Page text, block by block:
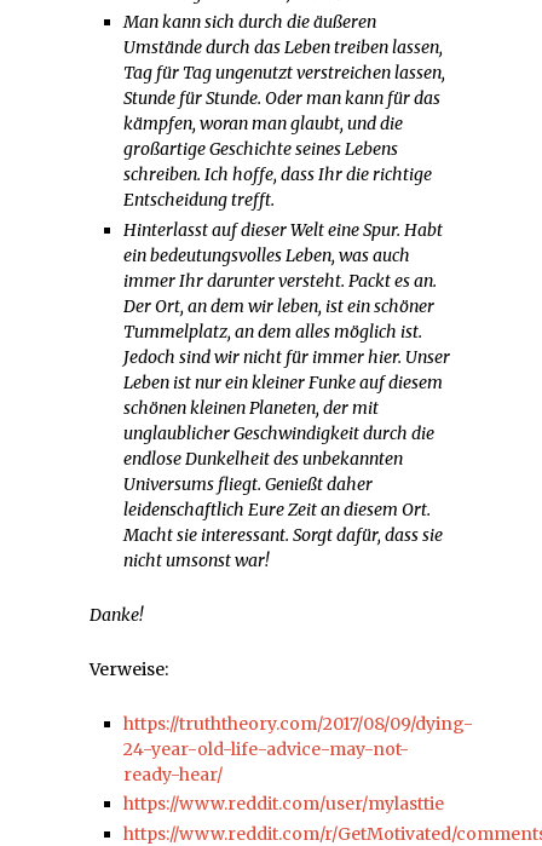
Man kann sich durch die äußeren
Umstände durch das Leben treiben lassen,
Tag für Tag ungenutzt verstreichen lassen,
Stunde für Stunde. Oder man kann für das
kämpfen, woran man glaubt, und die
großartige Geschichte seines Lebens
schreiben. Ich hoffe, dass Ihr die richtige
Entscheidung trefft.
Hinterlasst auf dieser Welt eine Spur. Habt
ein bedeutungsvolles Leben, was auch
immer Ihr darunter versteht. Packt es an.
Der Ort, an dem wir leben, ist ein schöner
Tummelplatz, an dem alles möglich ist.
Jedoch sind wir nicht für immer hier. Unser
Leben ist nur ein kleiner Funke auf diesem
schönen kleinen Planeten, der mit
unglaublicher Geschwindigkeit durch die
endlose Dunkelheit des unbekannten
Universums fliegt. Genießt daher
leidenschaftlich Eure Zeit an diesem Ort.
Macht sie interessant. Sorgt dafür, dass sie
nicht umsonst war!
Danke!
Verweise:
https://truththeory.com/2017/08/09/dying-
24-year-old-life-advice-may-not-
ready-hear/
https://www.reddit.com/user/mylasttie
https://www.reddit.com/r/GetMotivated/